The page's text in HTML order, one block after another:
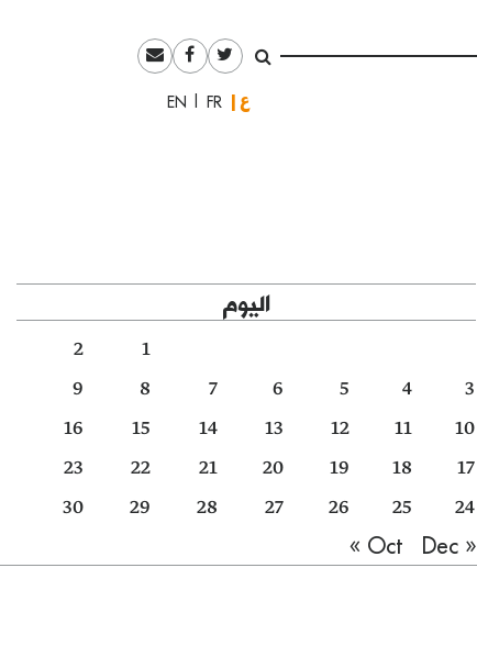
العربيةFrançais
English
اليوم
1
2
3
4
5
6
7
8
9
10
11
12
13
14
15
16
17
18
19
20
21
22
23
24
25
26
27
28
29
30
« Oct
Dec »